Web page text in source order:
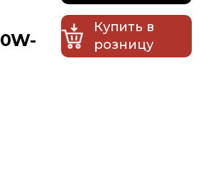
Купить в
розницу